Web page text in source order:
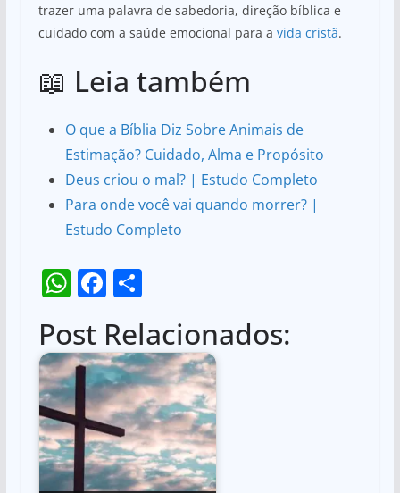
trazer uma palavra de sabedoria, direção bíblica e
cuidado com a saúde emocional para a vida cristã.
📖 Leia também
O que a Bíblia Diz Sobre Animais de
Estimação? Cuidado, Alma e Propósito
Deus criou o mal? | Estudo Completo
Para onde você vai quando morrer? |
Estudo Completo
W
at
s
A
p
p
F
c
e
b
o
o
k
S
ar
e
Post Relacionados: